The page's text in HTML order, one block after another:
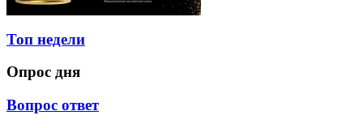
Топ недели
Опрос дня
Вопрос ответ